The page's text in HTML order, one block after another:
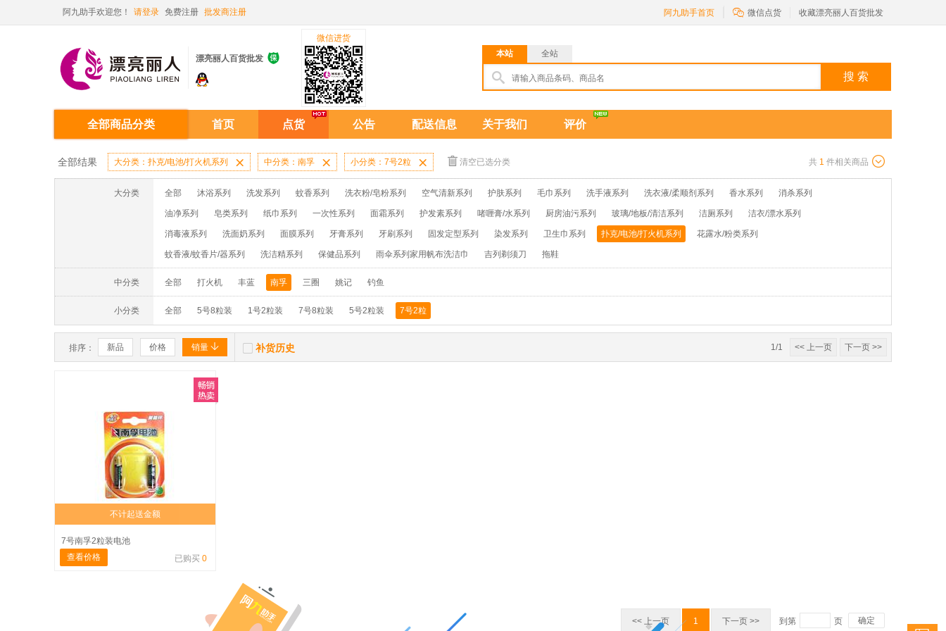
阿九助手欢迎您！ 请登录 免费注册 批发商注册 阿九助手首页  微信点货 收藏漂亮丽人百货批发
漂亮丽人百货批发 
微信进货
本站
全站
搜 索
全部商品分类 首页 点货 公告 配送信息 关于我们 评价
全部结果 大分类：扑克/电池/打火机系列  中分类：南孚  小分类：7号2粒  清空已选分类 共 1 件相关商品
大分类 全部 沐浴系列 洗发系列 蚊香系列 洗衣粉/皂粉系列 空气清新系列 护肤系列 毛巾系列 洗手液系列 洗衣液/柔顺剂系列 香水系列 消杀系列
油净系列 皂类系列 纸巾系列 一次性系列 面霜系列 护发素系列 啫喱膏/水系列 厨房油污系列 玻璃/地板/清洁系列 洁厕系列 洁衣/漂水系列
消毒液系列 洗面奶系列 面膜系列 牙膏系列 牙刷系列 固发定型系列 染发系列 卫生巾系列 扑克/电池/打火机系列 花露水/粉类系列
蚊香液/蚊香片/器系列 洗洁精系列 保健品系列 雨伞系列家用帆布洗洁巾 吉列剃须刀 拖鞋
中分类 全部 打火机 丰蓝 南孚 三圈 姚记 钓鱼
小分类 全部 5号8粒装 1号2粒装 7号8粒装 5号2粒装 7号2粒
排序： 新品 价格 销量   补货历史 1/1 << 上一页 下一页 >>
不计起送金额
7号南孚2粒装电池
查看价格
已购买 0
<< 上一页 1 下一页 >> 到第 页 确定